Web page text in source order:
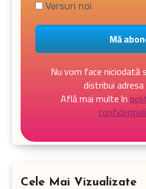
Versuri noi
Nu vom face niciodată
distribui
Află mai multe în
Cele Mai Vizualizate